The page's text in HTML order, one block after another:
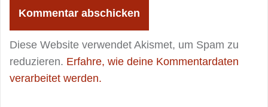
Diese Website verwendet Akismet, um Spam zu
reduzieren. Erfahre, wie deine Kommentardaten
verarbeitet werden.